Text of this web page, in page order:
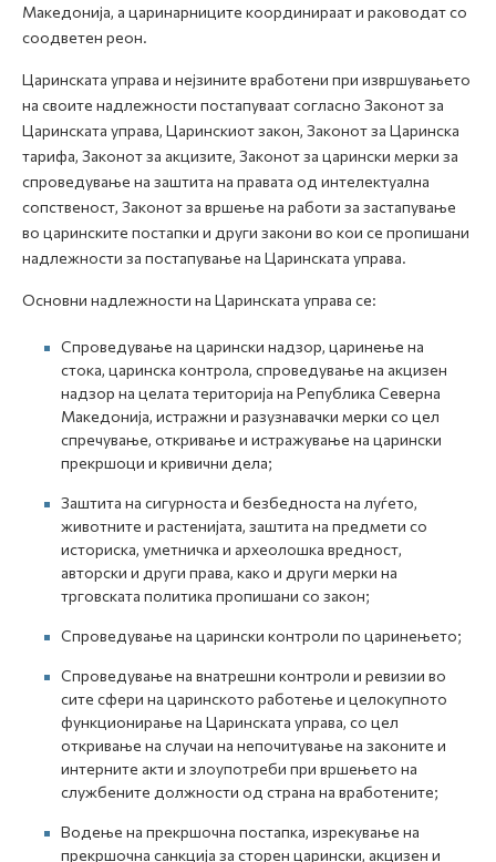
Македонија, а царинарниците координираат и раководат со
соодветен реон.
Царинската управа и нејзините вработени при извршувањето
на своите надлежности постапуваат согласно Законот за
Царинската управа, Царинскиот закон, Законот за Царинска
тарифа, Законот за акцизите, Законот за царински мерки за
спроведување на заштита на правата од интелектуална
сопственост, Законот за вршење на работи за застапување
во царинските постапки и други закони во кои се пропишани
надлежности за постапување на Царинската управа.
Основни надлежности на Царинската управа се:
Спроведување на царински надзор, царинење на
стока, царинска контрола, спроведување на акцизен
надзор на целата територија на Република Северна
Македонија, истражни и разузнавачки мерки со цел
спречување, откривање и истражување на царински
прекршоци и кривични дела;
Заштита на сигурноста и безбедноста на луѓето,
животните и растенијата, заштита на предмети со
историска, уметничка и археолошка вредност,
авторски и други права, како и други мерки на
трговската политика пропишани со закон;
Спроведување на царински контроли по царинењето;
Спроведување на внатрешни контроли и ревизии во
сите сфери на царинското работење и целокупното
функционирање на Царинската управа, со цел
откривање на случаи на непочитување на законите и
интерните акти и злоупотреби при вршењето на
службените должности од страна на вработените;
Водење на прекршочна постапка, изрекување на
прекршочна санкција за сторен царински, акцизен и